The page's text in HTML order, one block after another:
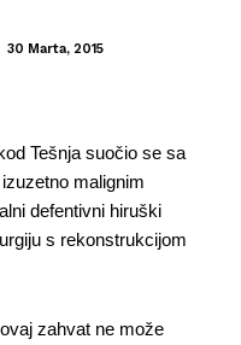
30 Marta, 2015
Tešnja suočio se sa
malignim
defentivni hiruški
s rekonstrukcijom
zahvat ne može